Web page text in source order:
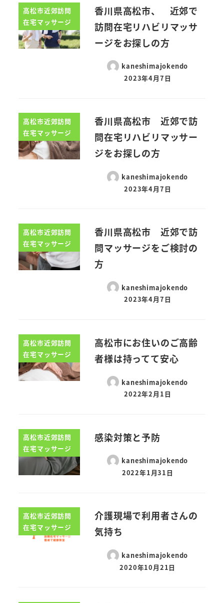
高松市近郊訪問
在宅マッサージ
香川県高松市、 近郊で
訪問在宅リハビリマッサ
ージをお探しの方
kaneshimajokendo
2023年4月7日
高松市近郊訪問
在宅マッサージ
香川県高松市 近郊で訪
問在宅リハビリマッサー
ジをお探しの方
kaneshimajokendo
2023年4月7日
高松市近郊訪問
在宅マッサージ
香川県高松市 近郊で訪
問マッサージをご検討の
方
kaneshimajokendo
2023年4月7日
高松市近郊訪問
在宅マッサージ
高松市にお住いのご高齢
者様は持ってて安心
kaneshimajokendo
2022年2月1日
高松市近郊訪問
在宅マッサージ
感染対策と予防
kaneshimajokendo
2022年1月31日
高松市近郊訪問
在宅マッサージ
介護現場で利用者さんの
気持ち
kaneshimajokendo
2020年10月21日